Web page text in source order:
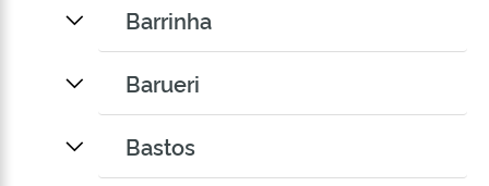
Barrinha
Barueri
Bastos